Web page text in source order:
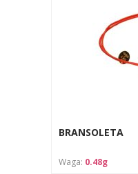
BRANSOLETA
Waga: 0.48g